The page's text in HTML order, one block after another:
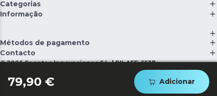
79,90 € Adicionar
Categorias
Informação
Métodos de pagamento
Contacto
©2026 Cecotec Innovaciones S.L. | RII-AEE: 5537